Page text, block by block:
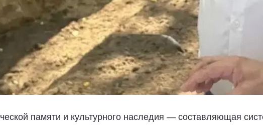
памяти и культурного наследия — составляющая